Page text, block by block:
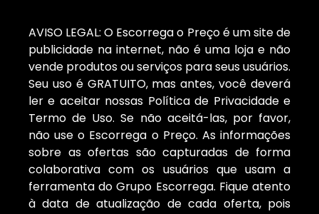
AVISO LEGAL: O Escorrega o Preço é um site de
publicidade na internet, não é uma loja e não
vende produtos ou serviços para seus usuários.
Seu uso é GRATUITO, mas antes, você deverá
ler e aceitar nossas Política de Privacidade e
Termo de Uso. Se não aceitá-las, por favor,
não use o Escorrega o Preço. As informações
sobre as ofertas são capturadas de forma
colaborativa com os usuários que usam a
ferramenta do Grupo Escorrega. Fique atento
à data de atualização de cada oferta, pois